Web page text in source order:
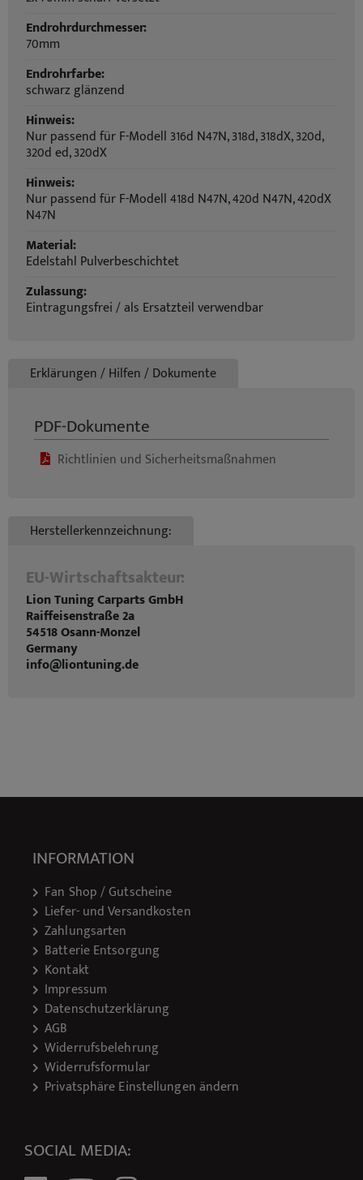
Endrohrdurchmesser:
70mm
Endrohrfarbe:
schwarz glänzend
Hinweis:
Nur passend für F-Modell 316d N47N, 318d, 318dX, 320d,
320d ed, 320dX
Hinweis:
Nur passend für F-Modell 418d N47N, 420d N47N, 420dX
N47N
Material:
Edelstahl Pulverbeschichtet
Zulassung:
Eintragungsfrei / als Ersatzteil verwendbar
Erklärungen / Hilfen / Dokumente
PDF-Dokumente
Richtlinien und Sicherheitsmaßnahmen
Herstellerkennzeichnung:
EU-Wirtschaftsakteur:
Lion Tuning Carparts GmbH
Raiffeisenstraße 2a
54518 Osann-Monzel
Germany
info@liontuning.de
SOCIAL MEDIA:
INFORMATION
Fan Shop / Gutscheine
Liefer- und Versandkosten
Zahlungsarten
Batterie Entsorgung
Kontakt
Impressum
Datenschutzerklärung
AGB
Widerrufsbelehrung
Widerrufsformular
Privatsphäre Einstellungen ändern